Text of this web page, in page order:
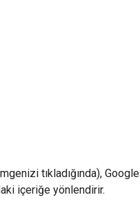
tıkladığında),
içeriğe yönlendirir.